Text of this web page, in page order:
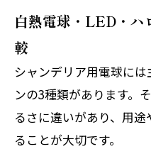
白熱電球・LED・ハ
較
シャンデリア用電球に
ンの3種類があります。
るさに違いがあり、用
ることが大切です。